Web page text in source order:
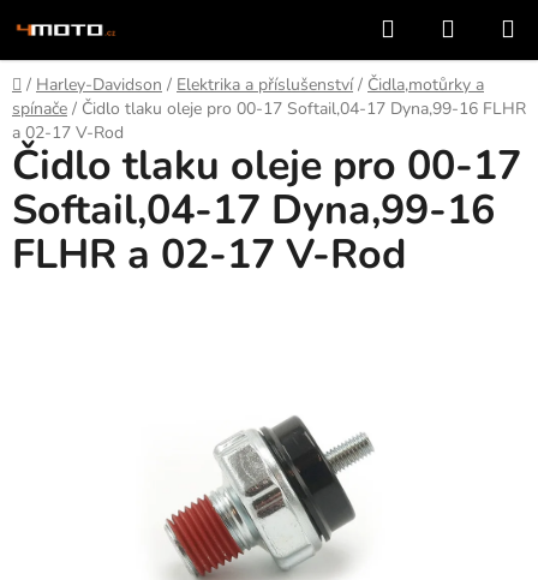
na
obsah
Hledat
KOŠÍK
Domů
/ Harley-Davidson / Elektrika a příslušenství / Čidla,motůrky a
spínače / Čidlo tlaku oleje pro 00-17 Softail,04-17 Dyna,99-16 FLHR
a 02-17 V-Rod
Čidlo tlaku oleje pro 00-17
Softail,04-17 Dyna,99-16
FLHR a 02-17 V-Rod